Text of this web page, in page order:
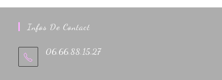
Infos De Contact
06.66.88.15.27